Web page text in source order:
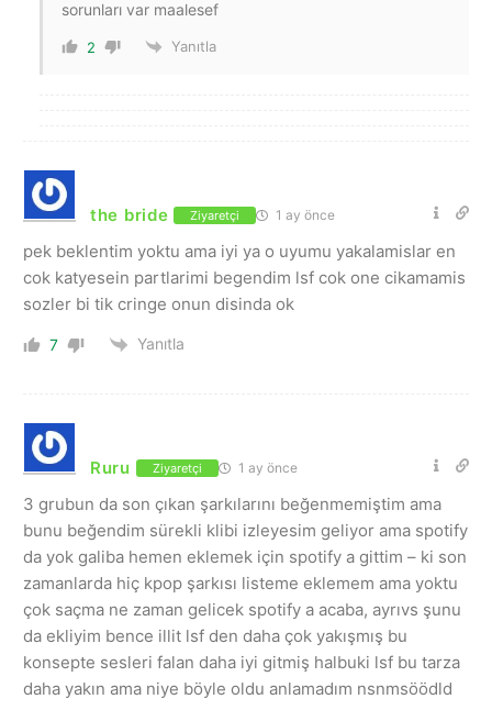
sorunları var maalesef
2 Yanıtla
the bride Ziyaretçi 1 ay önce
pek beklentim yoktu ama iyi ya o uyumu yakalamislar en
cok katyesein partlarimi begendim lsf cok one cikamamis
sozler bi tik cringe onun disinda ok
7 Yanıtla
Ruru Ziyaretçi 1 ay önce
3 grubun da son çıkan şarkılarını beğenmemiştim ama
bunu beğendim sürekli klibi izleyesim geliyor ama spotify
da yok galiba hemen eklemek için spotify a gittim – ki son
zamanlarda hiç kpop şarkısı listeme eklemem ama yoktu
çok saçma ne zaman gelicek spotify a acaba, ayrıvs şunu
da ekliyim bence illit lsf den daha çok yakışmış bu
konsepte sesleri falan daha iyi gitmiş halbuki lsf bu tarza
daha yakın ama niye böyle oldu anlamadım nsnmsöödld